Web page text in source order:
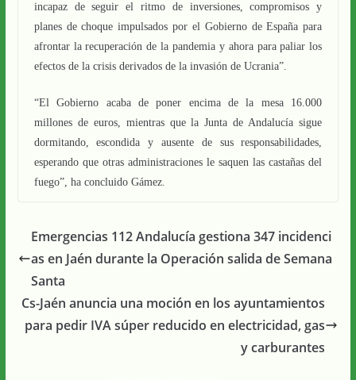
incapaz de seguir el ritmo de inversiones, compromisos y
planes de choque impulsados por el Gobierno de España para
afrontar la recuperación de la pandemia y ahora para paliar los
efectos de la crisis derivados de la invasión de Ucrania”.
“El Gobierno acaba de poner encima de la mesa 16.000
millones de euros, mientras que la Junta de Andalucía sigue
dormitando, escondida y ausente de sus responsabilidades,
esperando que otras administraciones le saquen las castañas del
fuego”, ha concluido Gámez.
Emergencias 112 Andalucía gestiona 347 incidenci
as en Jaén durante la Operación salida de Semana
Santa
Cs-Jaén anuncia una moción en los ayuntamientos
para pedir IVA súper reducido en electricidad, gas
y carburantes